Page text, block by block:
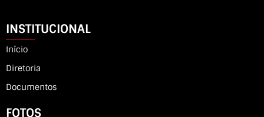
INSTITUCIONAL
Início
Diretoria
Documentos
FOTOS